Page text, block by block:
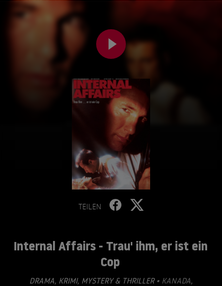
TEILEN
Internal Affairs - Trau' ihm, er ist ein
Cop
DRAMA, KRIMI, MYSTERY & THRILLER• KANADA,